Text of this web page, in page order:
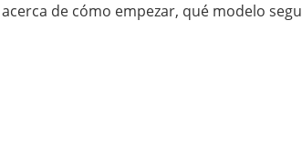
de cómo empezar, qué modelo